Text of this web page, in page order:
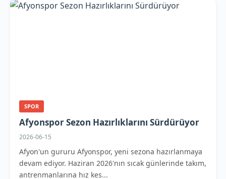
SPOR
Afyonspor Sezon Hazırlıklarını Sürdürüyor
2026-06-15
Afyon'un gururu Afyonspor, yeni sezona hazırlanmaya
devam ediyor. Haziran 2026'nın sıcak günlerinde takım,
antrenmanlarına hız kes...